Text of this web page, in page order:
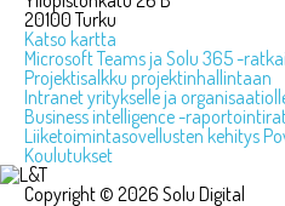
20100 Turku
Katso kartta
Microsoft Teams ja Solu 365 -
Projektisalkku projektinhallintaan
Intranet yritykselle ja
Business intelligence -
Liiketoimintasovellusten kehitys
Koulutukset
Copyright © 2026 Solu Digital